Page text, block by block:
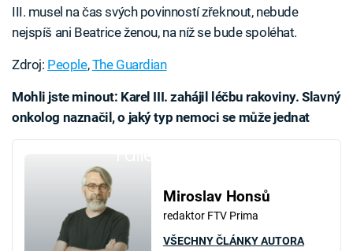
III. musel na čas svých povinností zřeknout, nebude
nejspíš ani Beatrice ženou, na níž se bude spoléhat.
Zdroj: People,The Guardian
Mohli jste minout: Karel III. zahájil léčbu rakoviny. Slavný
onkolog naznačil, o jaký typ nemoci se může jednat
Miroslav Honsů
redaktor FTV Prima
VŠECHNY ČLÁNKY AUTORA